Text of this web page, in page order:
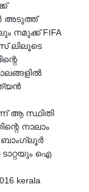
അടുത്ത്
നമുക്ക് FIFA
ലിലൂടെ
ആ സ്ഥിതി
നാലാം
ഐ